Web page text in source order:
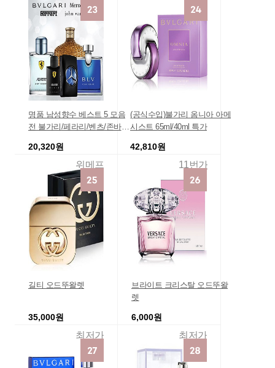
명품 남성향수 베스트 5 모음
전 불가리/페라리/벤츠/존바바
20,320원
위메프
(공식수입)불가리 옴니아 아메
시스트 65ml/40ml 특가
42,810원
11번가
길티 오드뚜왈렛
35,000원
최저가
브라이트 크리스탈 오드뚜왈
렛
6,000원
최저가